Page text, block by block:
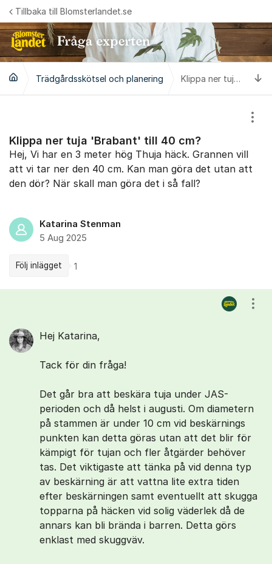
Hoppa till innehåll
Tillbaka till Blomsterlandet.se
Trädgårdsskötsel och planering Klippa ner tuja 'Brabant' till 40 cm?
Klippa ner tuja 'Brabant' till 40 cm?
Hej, Vi har en 3 meter hög Thuja häck. Grannen vill
att vi tar ner den 40 cm. Kan man göra det utan att
den dör? När skall man göra det i så fall?
Katarina Stenman
5 Aug 2025
Följ inlägget 1
Hej Katarina,
Tack för din fråga!
Det går bra att beskära tuja under JAS-
perioden och då helst i augusti. Om diametern
på stammen är under 10 cm vid beskärnings
punkten kan detta göras utan att det blir för
kämpigt för tujan och fler åtgärder behöver
tas. Det viktigaste att tänka på vid denna typ
av beskärning är att vattna lite extra tiden
efter beskärningen samt eventuellt att skugga
topparna på häcken vid solig väderlek då de
annars kan bli brända i barren. Detta görs
enklast med skuggväv.